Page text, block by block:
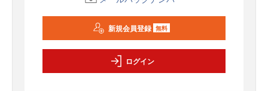
新規会員登録 無料
ログイン